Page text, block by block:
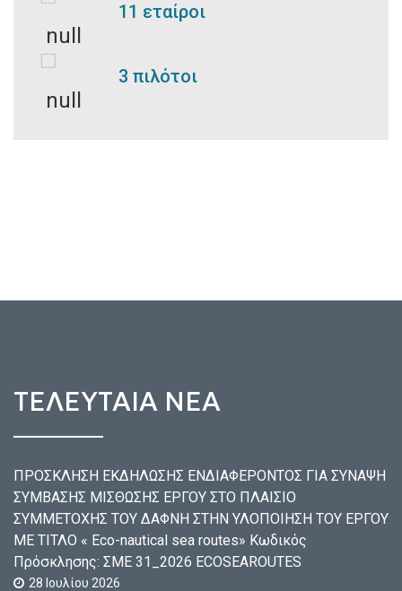
11 εταίροι
3 πιλότοι
ΤΕΛΕΥΤΑΙΑ ΝΕΑ
ΠΡΟΣΚΛΗΣΗ ΕΚΔΗΛΩΣΗΣ ΕΝΔΙΑΦΕΡΟΝΤΟΣ ΓΙΑ ΣΥΝΑΨΗ
ΣΥΜΒΑΣΗΣ ΜΙΣΘΩΣΗΣ ΕΡΓΟΥ ΣΤΟ ΠΛΑΙΣΙΟ
ΣΥΜΜΕΤΟΧΗΣ ΤΟΥ ΔΑΦΝΗ ΣΤΗΝ ΥΛΟΠΟΙΗΣΗ ΤΟΥ ΕΡΓΟΥ
ΜΕ ΤΙΤΛΟ « Eco-nautical sea routes» Κωδικός
Πρόσκλησης: ΣΜΕ 31_2026 ECOSEAROUTES
28 Ιουλίου 2026